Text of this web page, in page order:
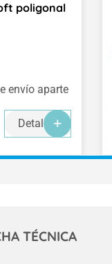
poligonal
envío aparte
Detalles
TÉCNICA